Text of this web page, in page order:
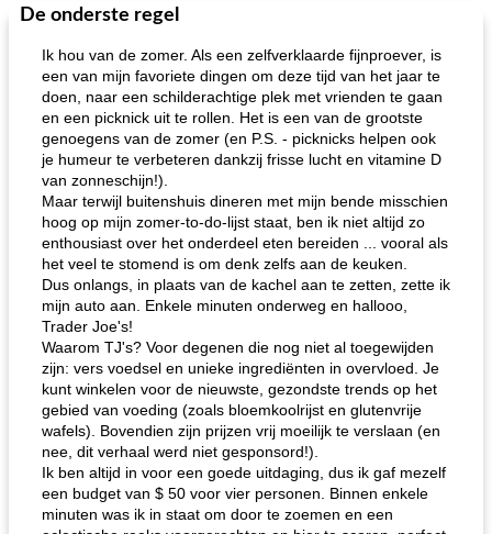
De onderste regel
Ik hou van de zomer. Als een zelfverklaarde fijnproever, is
een van mijn favoriete dingen om deze tijd van het jaar te
doen, naar een schilderachtige plek met vrienden te gaan
en een picknick uit te rollen. Het is een van de grootste
genoegens van de zomer (en P.S. - picknicks helpen ook
je humeur te verbeteren dankzij frisse lucht en vitamine D
van zonneschijn!).
Maar terwijl buitenshuis dineren met mijn bende misschien
hoog op mijn zomer-to-do-lijst staat, ben ik niet altijd zo
enthousiast over het onderdeel eten bereiden ... vooral als
het veel te stomend is om denk zelfs aan de keuken.
Dus onlangs, in plaats van de kachel aan te zetten, zette ik
mijn auto aan. Enkele minuten onderweg en hallooo,
Trader Joe's!
Waarom TJ's? Voor degenen die nog niet al toegewijden
zijn: vers voedsel en unieke ingrediënten in overvloed. Je
kunt winkelen voor de nieuwste, gezondste trends op het
gebied van voeding (zoals bloemkoolrijst en glutenvrije
wafels). Bovendien zijn prijzen vrij moeilijk te verslaan (en
nee, dit verhaal werd niet gesponsord!).
Ik ben altijd in voor een goede uitdaging, dus ik gaf mezelf
een budget van $ 50 voor vier personen. Binnen enkele
minuten was ik in staat om door te zoemen en een